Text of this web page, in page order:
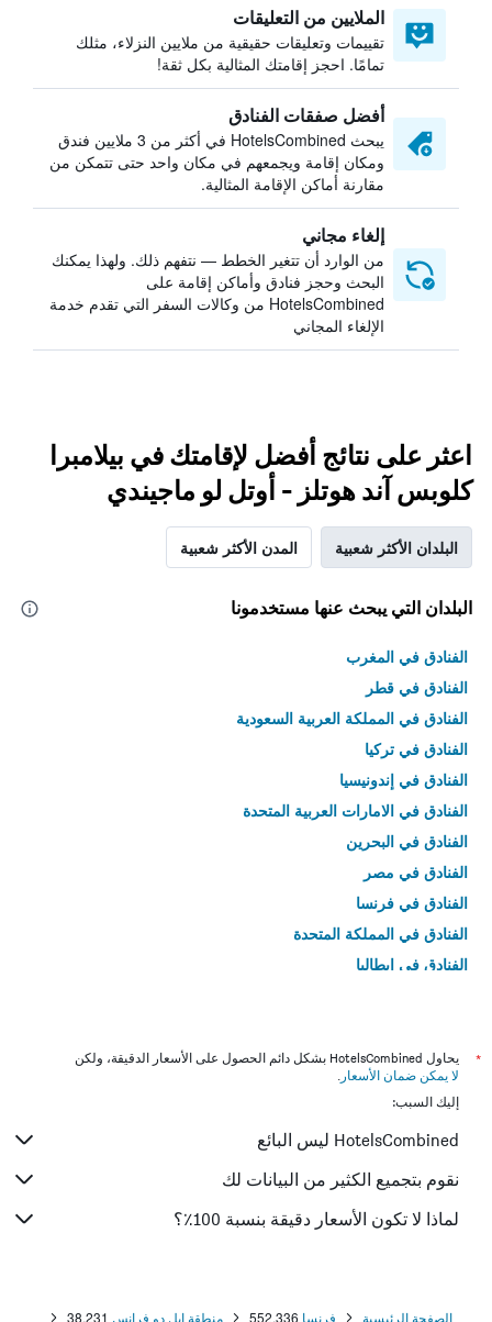
الملايين من التعليقات
تقييمات وتعليقات حقيقية من ملايين النزلاء، مثلك
تمامًا. احجز إقامتك المثالية بكل ثقة!
أفضل صفقات الفنادق
يبحث HotelsCombined في أكثر من 3 ملايين فندق
ومكان إقامة ويجمعهم في مكان واحد حتى تتمكن من
مقارنة أماكن الإقامة المثالية.
إلغاء مجاني
من الوارد أن تتغير الخطط — نتفهم ذلك. ولهذا يمكنك
البحث وحجز فنادق وأماكن إقامة على
HotelsCombined من وكالات السفر التي تقدم خدمة
الإلغاء المجاني
اعثر على نتائج أفضل لإقامتك في بيلامبرا
كلوبس آند هوتلز - أوتل لو ماجيندي
البلدان الأكثر شعبية المدن الأكثر شعبية
البلدان التي يبحث عنها مستخدمونا
الفنادق في المغرب
الفنادق في قطر
الفنادق في المملكة العربية السعودية
الفنادق في تركيا
الفنادق في إندونيسيا
الفنادق في الامارات العربية المتحدة
الفنادق في البحرين
الفنادق في مصر
الفنادق في فرنسا
الفنادق في المملكة المتحدة
الفنادق في إيطاليا
*
يحاول HotelsCombined بشكل دائم الحصول على الأسعار الدقيقة، ولكن
لا يمكن ضمان الأسعار .
إليك السبب:
HotelsCombined ليس البائع
نقوم بتجميع الكثير من البيانات لك
لماذا لا تكون الأسعار دقيقة بنسبة 100٪؟
الصفحة الرئيسية فرنسا 552,336 منطقة إيل دو فرانس 38,231